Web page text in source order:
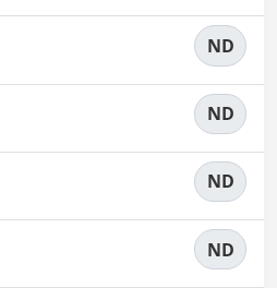
ND
ND
ND
ND